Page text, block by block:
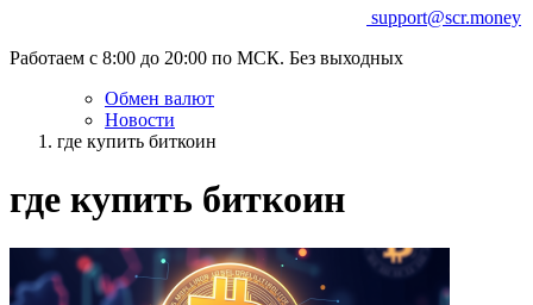
support@scr.money
Работаем с 8:00 до 20:00 по МСК. Без выходных
Обмен валют
Новости
где купить биткоин
где купить биткоин